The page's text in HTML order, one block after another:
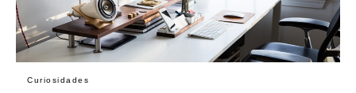
Curiosidades